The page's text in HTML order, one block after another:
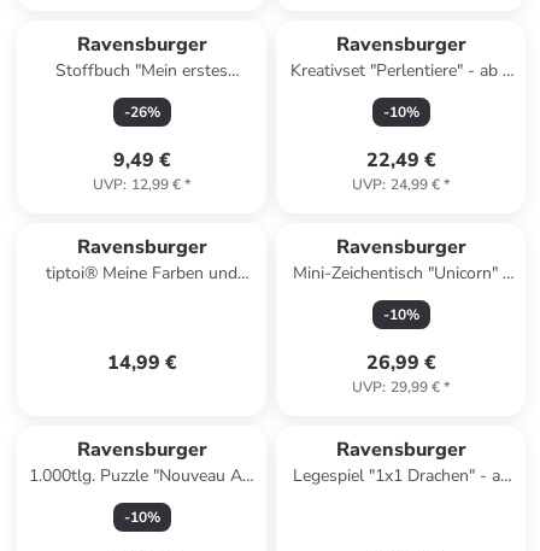
Ravensburger
Stoffbuch "Mein erstes
Buggy-Rasselbuch"
-26%
9,49 €
UVP: 12,99 €*
Ravensburger
Kreativset "Perlentiere" - ab 6
Jahren
-10%
22,49 €
UVP: 24,99 €*
Ravensburger
tiptoi® Meine Farben und
14,99 €
Ravensburger
Mini-Zeichentisch "Unicorn" -
ab 6 Jahren
-10%
26,99 €
UVP: 29,99 €*
Ravensburger
1.000tlg. Puzzle "Nouveau Art
Prinzessinnen" - ab 14 Jahren
-10%
Ravensburger
Legespiel "1x1 Drachen" - ab